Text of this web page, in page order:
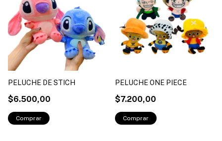
PELUCHE DE STICH
$6.500,00
PELUCHE ONE PIECE
$7.200,00